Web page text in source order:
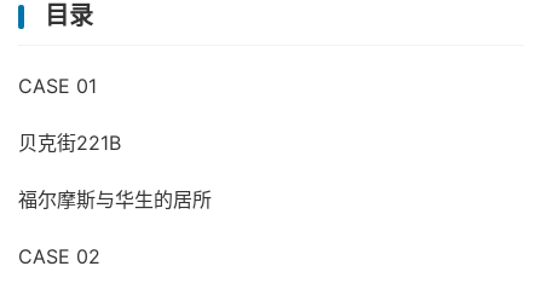
目录
CASE 01
贝克街221B
福尔摩斯与华生的居所
CASE 02